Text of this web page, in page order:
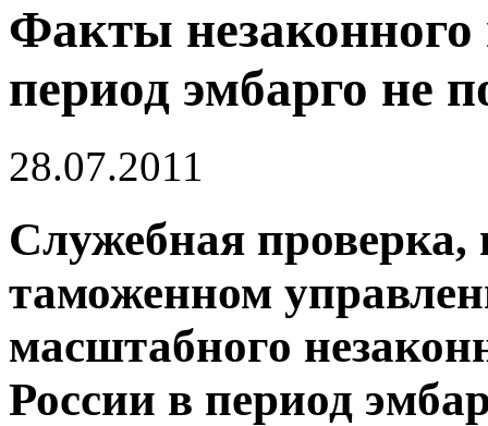
Факты
период эмбарго не
28.07.2011
Служебная
таможенном
масштабного
России в период